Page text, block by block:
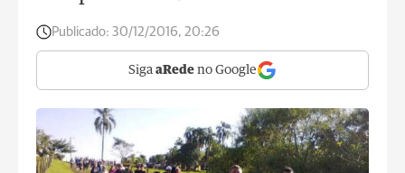
Publicado: 30/12/2016, 20:26
Siga aRede no Google